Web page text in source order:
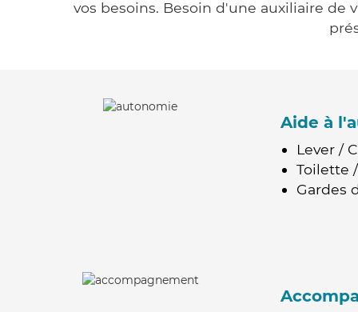
vos besoins. Besoin d'une auxiliaire
Aide à
Lever /
Toilette
Gardes